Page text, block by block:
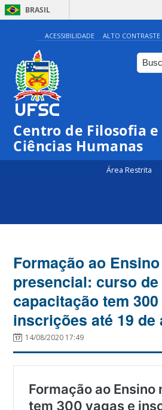
BRASIL
ACESSIBILIDADE ALTO CONTRASTE
Centro de Filosofia e
Ciências Humanas
Área Restrita
Formação ao
presencial: curso de
capacitação tem
inscrições até 19 de
14/08/2020 17:49